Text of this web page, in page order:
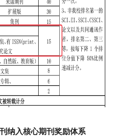
纳入核心期刊奖励体系